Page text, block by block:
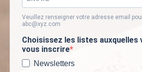
Veuillez renseigner votre adresse email
abc@xyz.com
Choisissez les listes auxquelles
vous inscrire
Newsletters